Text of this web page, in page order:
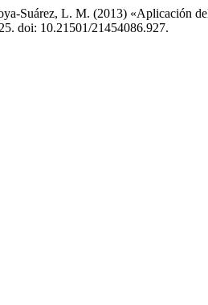
Suárez, L. M. (2013) «Aplicación
doi: 10.21501/21454086.927.